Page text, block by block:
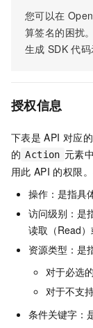
您可以在
算签名的困扰
生成 SDK 代码
授权信息
下表是 API 对应
的 Action 元素
用此 API 的权限
操作：是指具
访问级别：是
读取（Read）
资源类型：是
对于必选
对于不支
条件关键字：